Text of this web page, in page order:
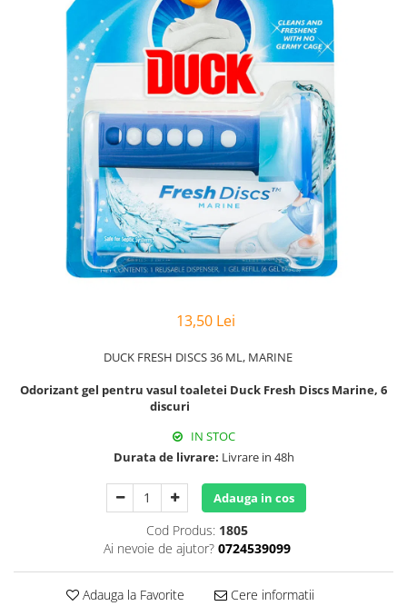
Lavete și bureți
Lumanari
Odorizante cameră/auto
Odorizante toaletă
Pahare și accesorii
Saci menajeri
Detergenți și balsam de rufe
Dispensere/dozatoare
Servețele umede
Tuș & more
13,50 Lei
DUCK FRESH DISCS 36 ML, MARINE
Odorizant gel pentru vasul toaletei Duck Fresh Discs Marine, 6
discuri
IN STOC
Durata de livrare: Livrare in 48h
Adauga in cos
Cod Produs: 1805
Ai nevoie de ajutor? 0724539099
Adauga la Favorite Cere informatii